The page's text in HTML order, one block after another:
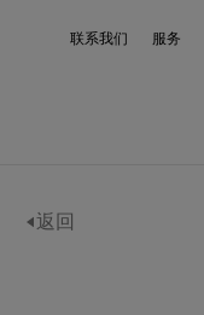
联系我们 服务
返回